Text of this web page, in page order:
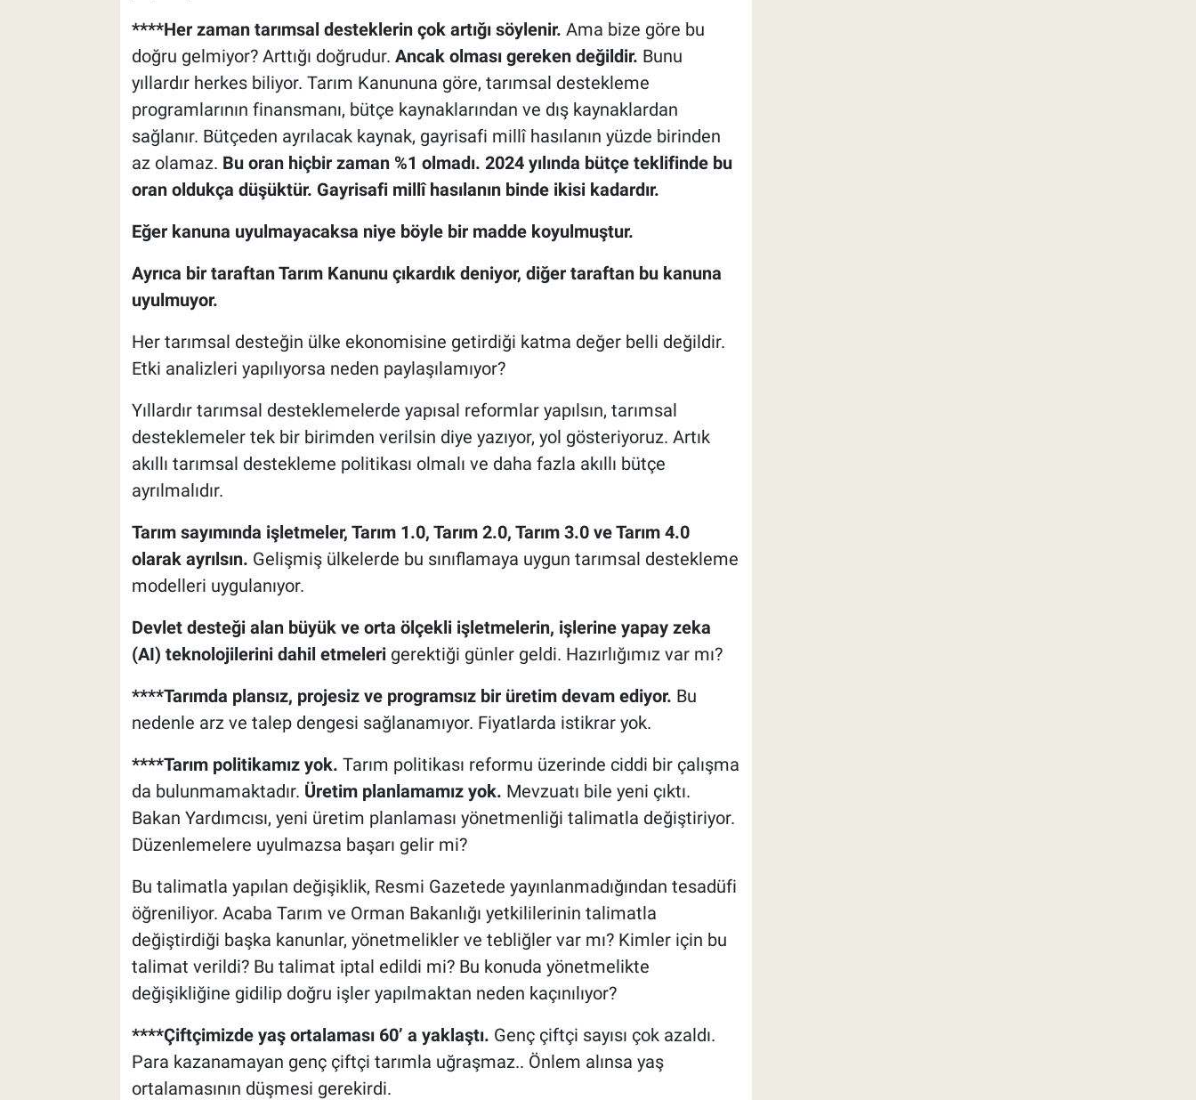
****Her zaman tarımsal desteklerin çok artığı söylenir. Ama bize göre bu
doğru gelmiyor? Arttığı doğrudur. Ancak olması gereken değildir. Bunu
yıllardır herkes biliyor. Tarım Kanununa göre, tarımsal destekleme
programlarının finansmanı, bütçe kaynaklarından ve dış kaynaklardan
sağlanır. Bütçeden ayrılacak kaynak, gayrisafi millî hasılanın yüzde birinden
az olamaz. Bu oran hiçbir zaman %1 olmadı. 2024 yılında bütçe teklifinde bu
oran oldukça düşüktür. Gayrisafi millî hasılanın binde ikisi kadardır.
Eğer kanuna uyulmayacaksa niye böyle bir madde koyulmuştur.
Ayrıca bir taraftan Tarım Kanunu çıkardık deniyor, diğer taraftan bu kanuna
uyulmuyor.
Her tarımsal desteğin ülke ekonomisine getirdiği katma değer belli değildir.
Etki analizleri yapılıyorsa neden paylaşılamıyor?
Yıllardır tarımsal desteklemelerde yapısal reformlar yapılsın, tarımsal
desteklemeler tek bir birimden verilsin diye yazıyor, yol gösteriyoruz. Artık
akıllı tarımsal destekleme politikası olmalı ve daha fazla akıllı bütçe
ayrılmalıdır.
Tarım sayımında işletmeler, Tarım 1.0, Tarım 2.0, Tarım 3.0 ve Tarım 4.0
olarak ayrılsın. Gelişmiş ülkelerde bu sınıflamaya uygun tarımsal destekleme
modelleri uygulanıyor.
Devlet desteği alan büyük ve orta ölçekli işletmelerin, işlerine yapay zeka
(AI) teknolojilerini dahil etmelerigerektiği günler geldi. Hazırlığımız var mı?
****Tarımda plansız, projesiz ve programsız bir üretim devam ediyor. Bu
nedenle arz ve talep dengesi sağlanamıyor. Fiyatlarda istikrar yok.
****Tarım politikamız yok. Tarım politikası reformu üzerinde ciddi bir çalışma
da bulunmamaktadır. Üretim planlamamız yok. Mevzuatı bile yeni çıktı.
Bakan Yardımcısı, yeni üretim planlaması yönetmenliği talimatla değiştiriyor.
Düzenlemelere uyulmazsa başarı gelir mi?
Bu talimatla yapılan değişiklik, Resmi Gazetede yayınlanmadığından tesadüfi
öğreniliyor. Acaba Tarım ve Orman Bakanlığı yetkililerinin talimatla
değiştirdiği başka kanunlar, yönetmelikler ve tebliğler var mı? Kimler için bu
talimat verildi? Bu talimat iptal edildi mi? Bu konuda yönetmelikte
değişikliğine gidilip doğru işler yapılmaktan neden kaçınılıyor?
****Çiftçimizde yaş ortalaması 60’ a yaklaştı. Genç çiftçi sayısı çok azaldı.
Para kazanamayan genç çiftçi tarımla uğraşmaz.. Önlem alınsa yaş
ortalamasının düşmesi gerekirdi.